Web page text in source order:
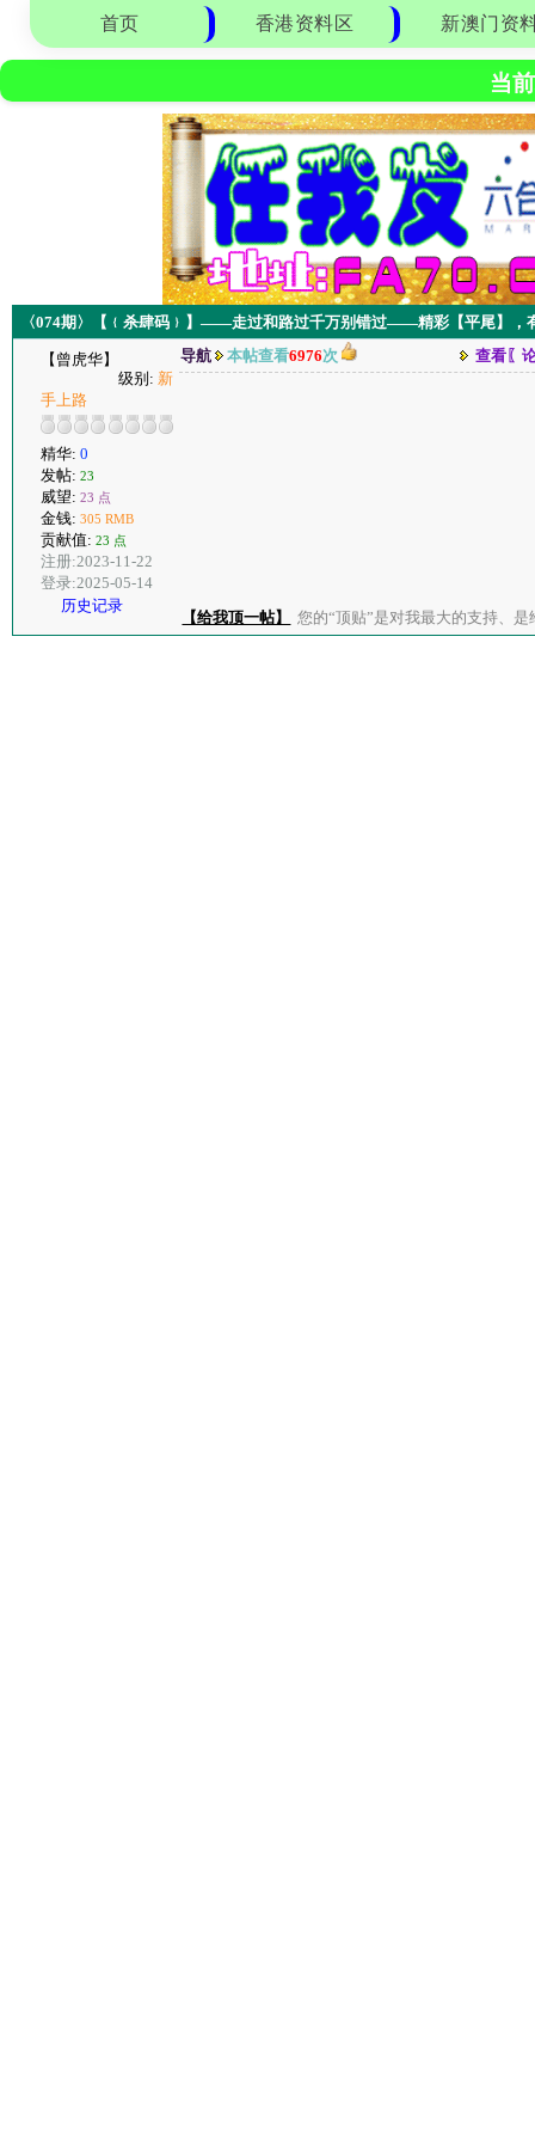
首页 香港资料区 新澳门资
当
〈074期〉【﹛杀肆码﹜】——走过和路过千万别错过——精彩【平尾】，
【曾虎华】
级别: 新
手上路
精华: 0
发帖: 23
威望: 23 点
金钱: 305 RMB
贡献值: 23 点
注册:2023-11-22
登录:2025-05-14
历史记录
导航 本帖查看6976次 查看〖
【给我顶一帖】 您的“顶贴”是对我最大的支持、